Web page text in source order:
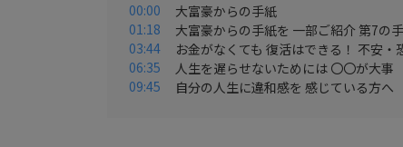
00:00
大富豪からの手紙
01:18
大富豪からの手紙を 一部ご紹介 第7の手
03:44
お金がなくても 復活はできる！ 不安・
06:35
人生を遅らせないためには 〇〇が大事
09:45
自分の人生に違和感を 感じている方へ